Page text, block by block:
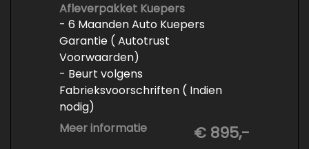
Afleverpakket Kuepers
- 6 Maanden Auto Kuepers
Garantie ( Autotrust
Voorwaarden)
- Beurt volgens
Fabrieksvoorschriften ( Indien
nodig)
- Minimaal 6 maanden APK
- Minimaal 3 mm banden profiel
Meer informatie € 895,-